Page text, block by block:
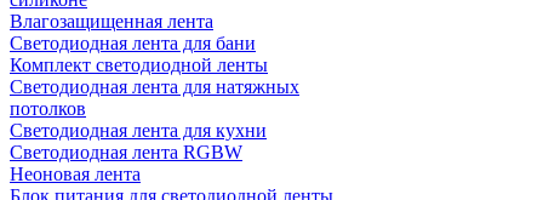
Влагозащищенная лента
Светодиодная лента для бани
Комплект светодиодной ленты
Светодиодная лента для натяжных
потолков
Светодиодная лента для кухни
Светодиодная лента RGBW
Неоновая лента
Блок питания для светодиодной ленты